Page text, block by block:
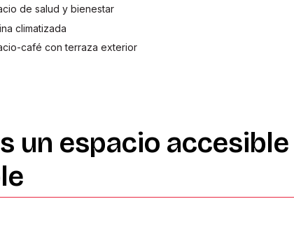
de salud y bienestar
climatizada
café con terraza exterior
un espacio accesible